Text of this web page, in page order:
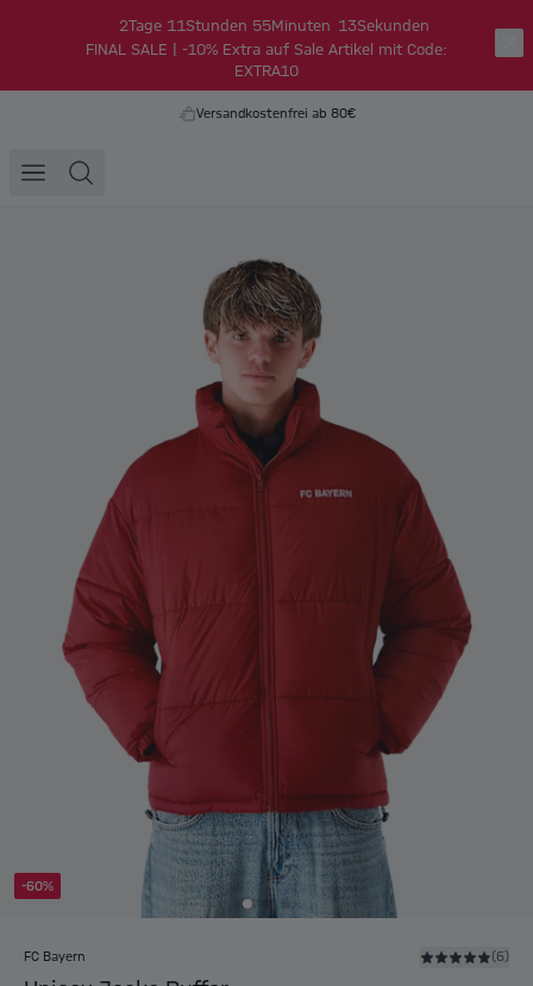
2Tage 11Stunden 55Minuten 12Sekunden
FINAL SALE | -10% Extra auf Sale Artikel mit Code:
EXTRA10
Versandkostenfrei ab 80€
-60%
FC Bayern (6)